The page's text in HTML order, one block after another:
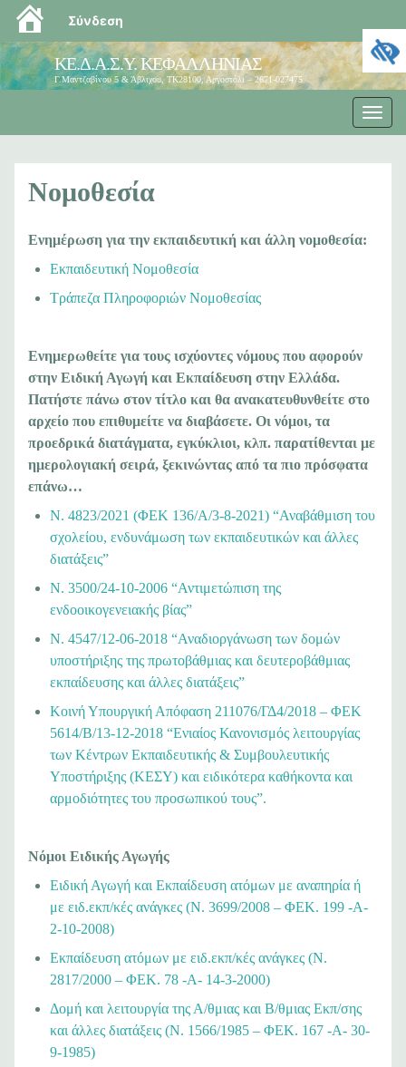
blogs.sch.gr
Σύνδεση
ΚΕ.Δ.Α.Σ.Υ. ΚΕΦΑΛΛΗΝΙΑΣ
Γ.Μαντζαβίνου 5 & Άβλιχου, ΤΚ28100, Αργοστόλι – 2671-027475
Νομοθεσία
Ενημέρωση για την εκπαιδευτική και άλλη νομοθεσία:
Εκπαιδευτική Νομοθεσία
Τράπεζα Πληροφοριών Νομοθεσίας
Ενημερωθείτε για τους ισχύοντες νόμους που αφορούν
στην Ειδική Αγωγή και Εκπαίδευση στην Ελλάδα.
Πατήστε πάνω στον τίτλο και θα ανακατευθυνθείτε στο
αρχείο που επιθυμείτε να διαβάσετε. Οι νόμοι, τα
προεδρικά διατάγματα, εγκύκλιοι, κλπ. παρατίθενται με
ημερολογιακή σειρά, ξεκινώντας από τα πιο πρόσφατα
επάνω…
Ν. 4823/2021 (ΦΕΚ 136/Α/3-8-2021) “Αναβάθμιση του
σχολείου, ενδυνάμωση των εκπαιδευτικών και άλλες
διατάξεις”
N. 3500/24-10-2006 “Αντιμετώπιση της
ενδοοικογενειακής βίας”
Ν. 4547/12-06-2018 “Αναδιοργάνωση των δομών
υποστήριξης της πρωτοβάθμιας και δευτεροβάθμιας
εκπαίδευσης και άλλες διατάξεις”
Κοινή Υπουργική Απόφαση 211076/ΓΔ4/2018 – ΦΕΚ
5614/Β/13-12-2018 “Ενιαίος Κανονισμός λειτουργίας
των Κέντρων Εκπαιδευτικής & Συμβουλευτικής
Υποστήριξης (ΚΕΣΥ) και ειδικότερα καθήκοντα και
αρμοδιότητες του προσωπικού τους”.
Νόμοι Ειδικής Αγωγής
Ειδική Αγωγή και Εκπαίδευση ατόμων με αναπηρία ή
με ειδ.εκπ/κές ανάγκες (N. 3699/2008 – ΦΕΚ. 199 -A-
2-10-2008)
Εκπαίδευση ατόμων με ειδ.εκπ/κές ανάγκες (Ν.
2817/2000 – ΦΕΚ. 78 -A- 14-3-2000)
Δομή και λειτουργία της Α/θμιας και Β/θμιας Εκπ/σης
και άλλες διατάξεις (Ν. 1566/1985 – ΦΕΚ. 167 -A- 30-
9-1985)